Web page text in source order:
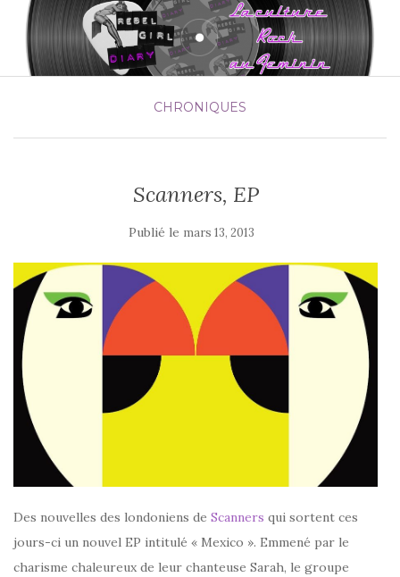
CHRONIQUES
Scanners, EP
Publié le mars 13, 2013
Des nouvelles des londoniens de Scanners qui sortent ces
jours-ci un nouvel EP intitulé « Mexico ». Emmené par le
charisme chaleureux de leur chanteuse Sarah, le groupe